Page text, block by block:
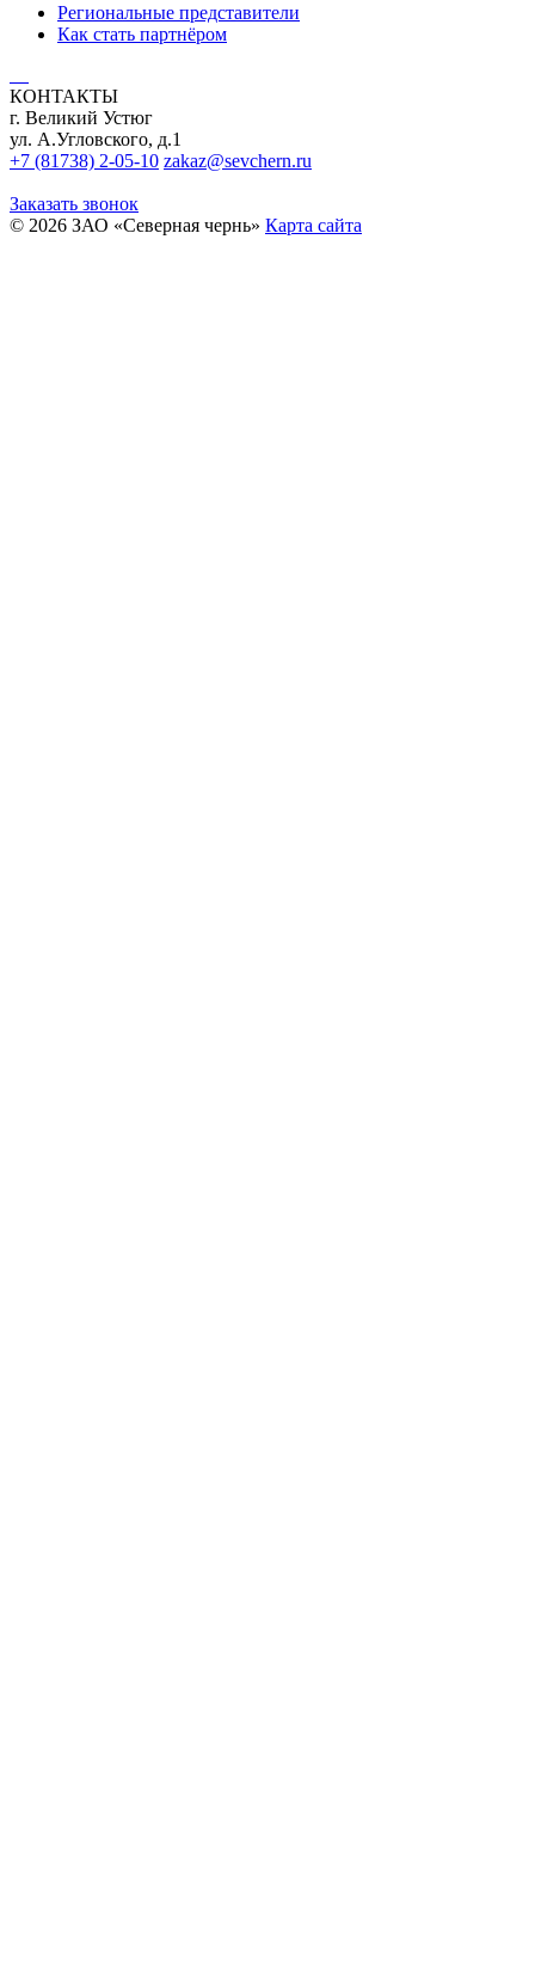
Региональные представители
Как стать партнёром
КОНТАКТЫ
г. Великий Устюг
ул. А.Угловского, д.1
+7 (81738) 2-05-10 zakaz@sevchern.ru
Заказать звонок
© 2026 ЗАО «Северная чернь» Карта сайта